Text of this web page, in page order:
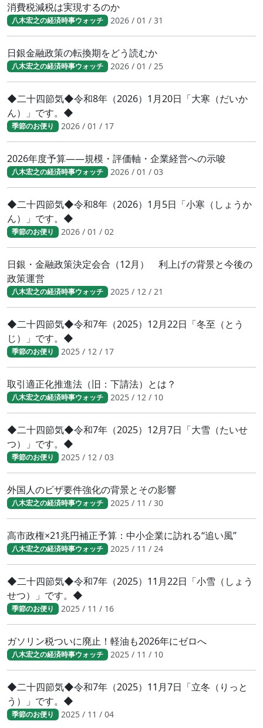
消費税減税は実現するのか
八木宏之の経済時事ウォッチ 2026 / 01 / 31
日銀金融政策の転換期をどう読むか
八木宏之の経済時事ウォッチ 2026 / 01 / 25
◆二十四節気◆令和8年（2026）1月20日「大寒（だいか
ん）」です。◆
季節のお便り 2026 / 01 / 17
2026年度予算――規模・評価軸・企業経営への示唆
八木宏之の経済時事ウォッチ 2026 / 01 / 03
◆二十四節気◆令和8年（2026）1月5日「小寒（しょうか
ん）」です。◆
季節のお便り 2026 / 01 / 02
日銀・金融政策決定会合（12月） 利上げの背景と今後の
政策運営
八木宏之の経済時事ウォッチ 2025 / 12 / 21
◆二十四節気◆令和7年（2025）12月22日「冬至（とう
じ）」です。◆
季節のお便り 2025 / 12 / 17
取引適正化推進法（旧：下請法）とは？
八木宏之の経済時事ウォッチ 2025 / 12 / 10
◆二十四節気◆令和7年（2025）12月7日「大雪（たいせ
つ）」です。◆
季節のお便り 2025 / 12 / 03
外国人のビザ要件強化の背景とその影響
八木宏之の経済時事ウォッチ 2025 / 11 / 30
高市政権×21兆円補正予算：中小企業に訪れる“追い風”
八木宏之の経済時事ウォッチ 2025 / 11 / 24
◆二十四節気◆令和7年（2025）11月22日「小雪（しょう
せつ）」です。◆
季節のお便り 2025 / 11 / 16
ガソリン税ついに廃止！軽油も2026年にゼロへ
八木宏之の経済時事ウォッチ 2025 / 11 / 10
◆二十四節気◆令和7年（2025）11月7日「立冬（りっと
う）」です。◆
季節のお便り 2025 / 11 / 04